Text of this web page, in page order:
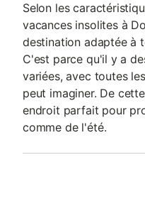
Selon les
vacances insolites à
destination adaptée à
C'est parce qu'il y a
variées, avec toutes
peut imaginer. De
endroit parfait pour
comme de l'été.